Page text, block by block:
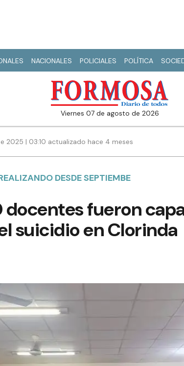
NACIONALES POLICIALES POLÍTICA
viernes 07 de agosto de 2026
2025 | 03:10 actualizado hace 4 meses
DESDE SEPTIEMBE
fueron
suicidio en Clorinda